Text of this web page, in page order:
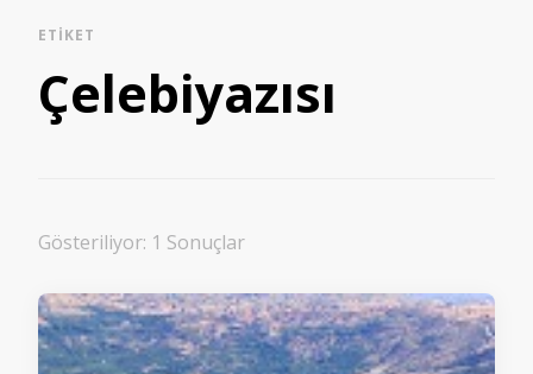
ETIKET
Çelebiyazısı
Gösteriliyor: 1 Sonuçlar